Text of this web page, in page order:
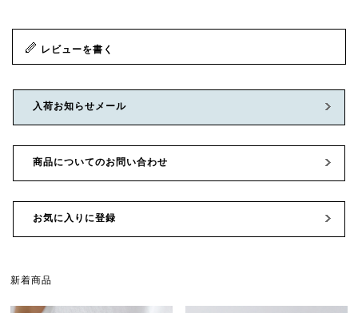
レビューを書く
入荷お知らせメール
商品についてのお問い合わせ
お気に入りに登録
新着商品